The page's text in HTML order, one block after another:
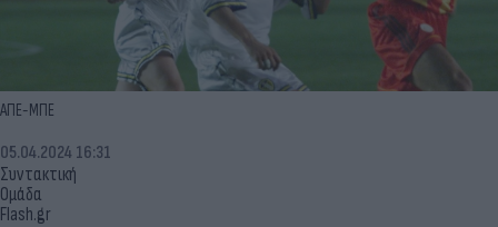
AΠΕ-ΜΠΕ
Συντακτική
Ομάδα
Flash.gr
05.04.2024 16:31